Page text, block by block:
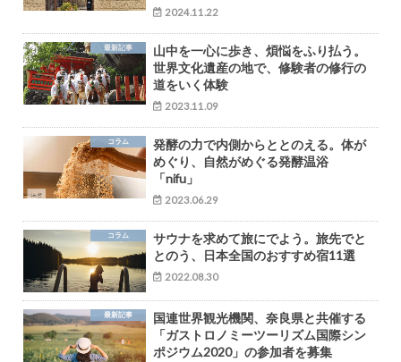
2024.11.22
最新記事
山中を一心に歩き、煩悩をふり払う。
世界文化遺産の地で、修験者の修行の
道をいく体験
2023.11.09
コラム
発酵の力で内側からととのえる。体が
めぐり、自然がめぐる発酵温浴
「nifu」
2023.06.29
コラム
サウナを求めて旅にでよう。旅先でと
とのう、日本全国のおすすめ宿11選
2022.08.30
最新記事
国連世界観光機関、奈良県と共催する
「ガストロノミーツーリズム国際シン
ポジウム2020」の参加者を募集